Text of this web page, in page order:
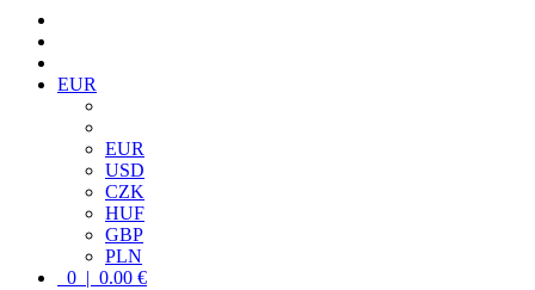
EUR
EUR
USD
CZK
HUF
GBP
PLN
0 | 0.00 €